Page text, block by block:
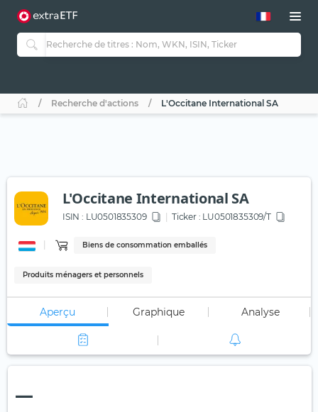
Recherche d'actions L'Occitane International SA
L'Occitane International SA
ISIN : LU0501835309 Ticker : LU0501835309/T
Biens de consommation emballés
Produits ménagers et personnels
Aperçu Graphique Analyse
—